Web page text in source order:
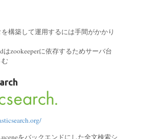
構築して運用するには手間がかかり
はzookeeperに依存するためサーバ台
をバックエンドにした全文検索シ